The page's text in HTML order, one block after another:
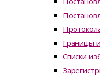
Границы
Списки